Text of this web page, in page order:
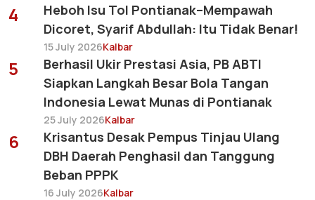
4
Heboh Isu Tol Pontianak–Mempawah
Dicoret, Syarif Abdullah: Itu Tidak Benar!
15 July 2026Kalbar
5
Berhasil Ukir Prestasi Asia, PB ABTI
Siapkan Langkah Besar Bola Tangan
Indonesia Lewat Munas di Pontianak
25 July 2026Kalbar
6
Krisantus Desak Pempus Tinjau Ulang
DBH Daerah Penghasil dan Tanggung
Beban PPPK
16 July 2026Kalbar